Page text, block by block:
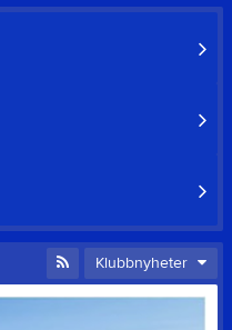
Klubbnyheter